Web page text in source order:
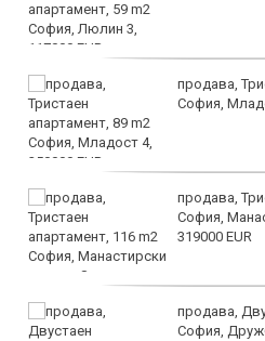
продава,
София,
продава,
София,
319000 EUR
продава,
София,